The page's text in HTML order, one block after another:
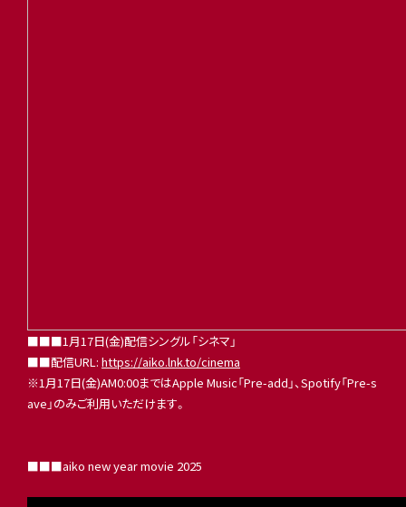
■■■1月17日(金)配信シングル「シネマ」
■■配信URL: https://aiko.lnk.to/cinema
※1月17日(金)AM0:00まではApple Music「Pre-add」、Spotify「Pre-s
ave」のみご利用いただけます。
■■■aiko new year movie 2025